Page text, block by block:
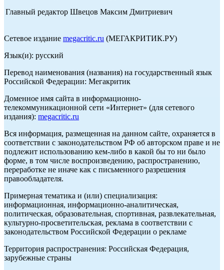
Главный редактор Швецов Максим Дмитриевич
Сетевое издание megacritic.ru (МЕГАКРИТИК.РУ)
Язык(и): русский
Перевод наименования (названия) на государственный язык
Российской Федерации: Мегакритик
Доменное имя сайта в информационно-
телекоммуникационной сети «Интернет» (для сетевого
издания): megacritic.ru
Вся информация, размещенная на данном сайте, охраняется в
соответствии с законодательством РФ об авторском праве и не
подлежит использованию кем-либо в какой бы то ни было
форме, в том числе воспроизведению, распространению,
переработке не иначе как с письменного разрешения
правообладателя.
Примерная тематика и (или) специализация:
информационная, информационно-аналитическая,
политическая, образовательная, спортивная, развлекательная,
культурно-просветительская, реклама в соответствии с
законодательством Российской Федерации о рекламе
Территория распространения: Российская Федерация,
зарубежные страны